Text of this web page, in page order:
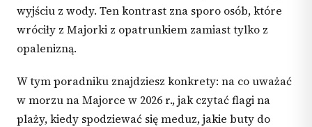
wyjściu z wody. Ten kontrast zna sporo osób, które
wróciły z Majorki z opatrunkiem zamiast tylko z
opalenizną.
W tym poradniku znajdziesz konkrety: na co uważać
w morzu na Majorce w 2026 r., jak czytać flagi na
plaży, kiedy spodziewać się meduz, jakie buty do